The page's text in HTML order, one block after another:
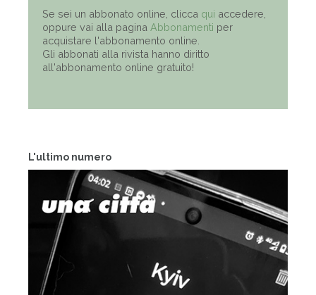
L'ultimo numero
Se sei un abbonato online, clicca qui accedere,
oppure vai alla pagina Abbonamenti per
acquistare l'abbonamento online.
Gli abbonati alla rivista hanno diritto
all'abbonamento online gratuito!